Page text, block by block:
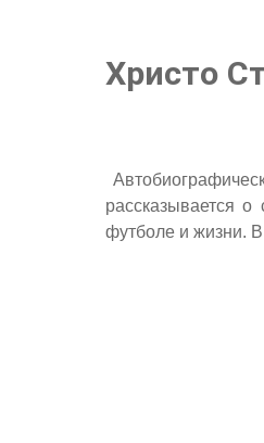
Христо
рассказывается
футболе и жизни. В